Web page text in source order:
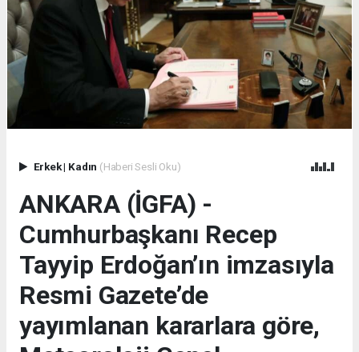
Erkek| Kadın (Haberi Sesli Oku)
ANKARA (İGFA) -
Cumhurbaşkanı Recep
Tayyip Erdoğan’ın imzasıyla
Resmi Gazete’de
yayımlanan kararlara göre,